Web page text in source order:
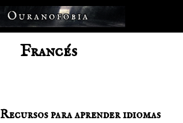
Francés
Recursos para aprender idiomas